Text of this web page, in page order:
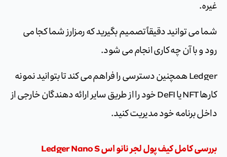
غیره.
شما می توانید دقیقاً تصمیم بگیرید که رمزارز شما کجا می
رود و با آن چه کاری انجام می شود.
Ledger همچنین دسترسی را فراهم می کند تا بتوانید نمونه
کارها NFT یا DeFI خود را از طریق سایر ارائه دهندگان خارجی از
داخل برنامه خود مدیریت کنید.
بررسی کامل کیف پول لجر نانو اس Ledger Nano S